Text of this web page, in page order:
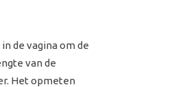
de vagina om de
van de
Het opmeten